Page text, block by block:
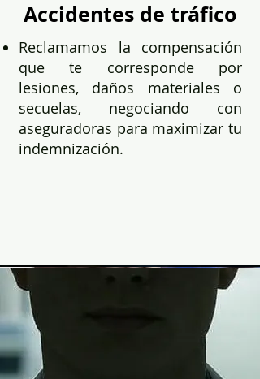
Accidentes de tráfico
Reclamamos la compensación
que te corresponde por
lesiones, daños materiales o
secuelas, negociando con
aseguradoras para maximizar tu
indemnización.